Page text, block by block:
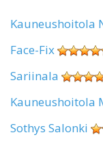
Kauneushoitola
Face-Fix
Sariinala
Kauneushoitola
Sothys Salonki